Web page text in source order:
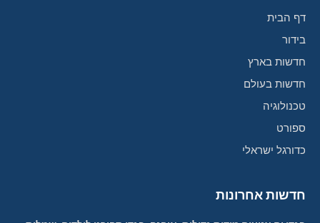
דף הבית
בידור
חדשות בארץ
חדשות בעולם
טכנולוגיה
ספורט
כדורגל ישראלי
חדשות אחרונות